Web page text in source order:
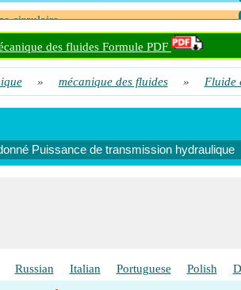
circulaire
compte tenu de la contraction et de la
des fluides Formule PDF
» mécanique des fluides » Fluide
Puissance de transmission hydraulique
Russian Italian Portuguese Polish